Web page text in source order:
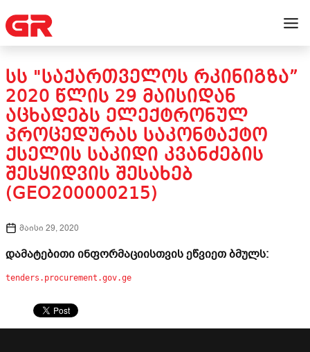
ᲡᲡ "ᲡᲐᲥᲐᲠᲗᲕᲔᲚᲝᲡ ᲠᲙᲘᲜᲘᲒᲖᲐ”
2020 ᲬᲚᲘᲡ 29 ᲛᲐᲘᲡᲘᲓᲐᲜ
ᲐᲪᲮᲐᲓᲔᲑᲡ ᲔᲚᲔᲥᲢᲠᲝᲜᲣᲚ
ᲞᲠᲝᲪᲔᲓᲣᲠᲐᲡ ᲡᲐᲙᲝᲜᲢᲐᲥᲢᲝ
ᲥᲡᲔᲚᲘᲡ ᲡᲐᲙᲘᲓᲘ ᲙᲕᲐᲜᲫᲔᲑᲘᲡ
ᲨᲔᲡᲧᲘᲓᲕᲘᲡ ᲨᲔᲡᲐᲮᲔᲑ
(GEO200000215)
მაისი 29, 2020
დამატებითი ინფორმაციისთვის ეწვიეთ ბმულს:
tenders.procurement.gov.ge